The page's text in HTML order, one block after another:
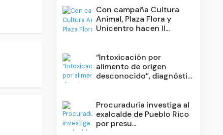
Con campaña Cultura
Animal, Plaza Flora y
Unicentro hacen ll...
“Intoxicación por
alimento de origen
desconocido”, diagnósti...
Procuraduría investiga al
exalcalde de Pueblo Rico
por presu...